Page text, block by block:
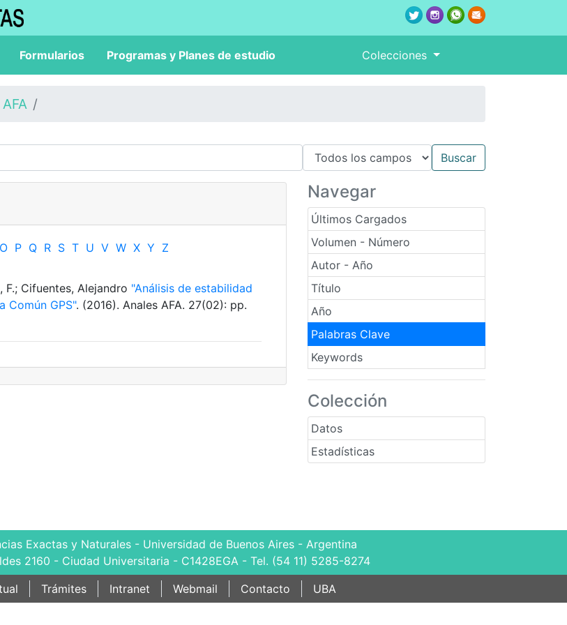
Formularios Programas y Planes de estudio Colecciones
AFA
Navegar
Últimos Cargados
Volumen - Número
Autor - Año
Título
Año
Palabras Clave
Keywords
Colección
Datos
Estadísticas
O P Q R S T U V W X Y Z
F.; Cifuentes, Alejandro "Análisis de estabilidad
Común GPS". (2016). Anales AFA. 27(02): pp.
Exactas y Naturales - Universidad de Buenos Aires - Argentina
2160 - Ciudad Universitaria - C1428EGA - Tel. (54 11) 5285-8274
Trámites Intranet Webmail Contacto UBA